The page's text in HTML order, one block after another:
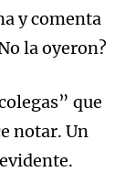
y comenta
la oyeron?
que
notar. Un